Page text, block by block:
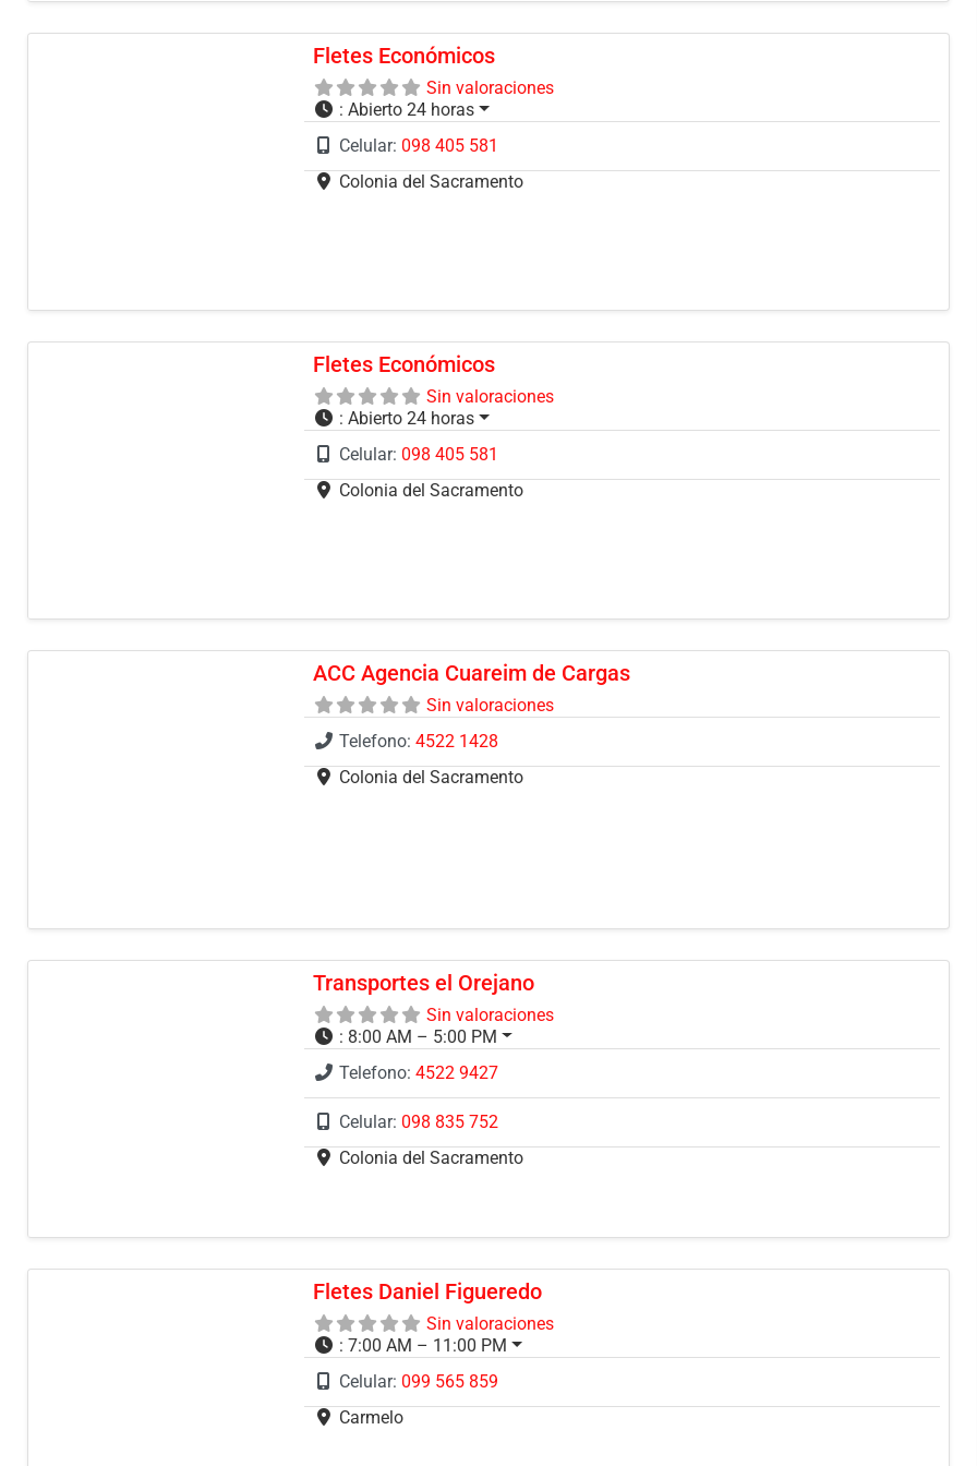
Fletes Económicos
Sin valoraciones
:Abierto 24 horas
Celular: 098 405 581
Colonia del Sacramento
Fletes Económicos
Sin valoraciones
:Abierto 24 horas
Celular: 098 405 581
Colonia del Sacramento
ACC Agencia Cuareim de Cargas
Sin valoraciones
Telefono:4522 1428
Colonia del Sacramento
Transportes el Orejano
Sin valoraciones
: 8:00 AM – 5:00 PM
Telefono:4522 9427
Celular: 098 835 752
Colonia del Sacramento
Fletes Daniel Figueredo
Sin valoraciones
:7:00 AM – 11:00 PM
Celular: 099 565 859
Carmelo